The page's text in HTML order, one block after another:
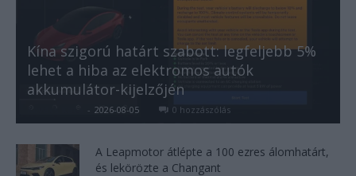
Kína szigorú határt szabott: legfeljebb 5%
lehet a hiba az elektromos autók
akkumulátor-kijelzőjén
- 2026-08-05 0 hozzászólás
A Leapmotor átlépte a 100 ezres álomhatárt,
és lekörözte a Changant